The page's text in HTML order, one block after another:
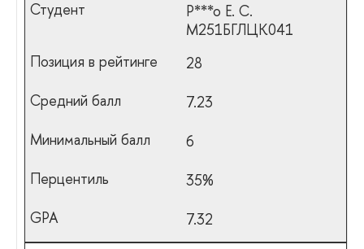
Р***о Е. С.
М251БГЛЦК041
28
7.23
6
35%
7.32